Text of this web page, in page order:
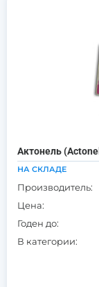
Актонель
НА СКЛАДЕ
Производитель:
Цена:
Годен до:
В категории: